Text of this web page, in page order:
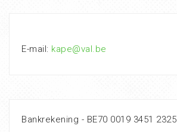
E-mail: kape@val.be
Bankrekening - BE70 0019 3451 2325